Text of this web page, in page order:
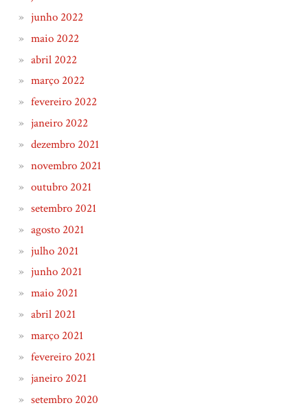
junho 2022
maio 2022
abril 2022
março 2022
fevereiro 2022
janeiro 2022
dezembro 2021
novembro 2021
outubro 2021
setembro 2021
agosto 2021
julho 2021
junho 2021
maio 2021
abril 2021
março 2021
fevereiro 2021
janeiro 2021
setembro 2020